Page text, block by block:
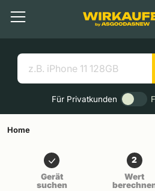
Menü
Suchen
Nützliche Links
Für Privatkunden
Home
Gerät
suchen
2
Wert